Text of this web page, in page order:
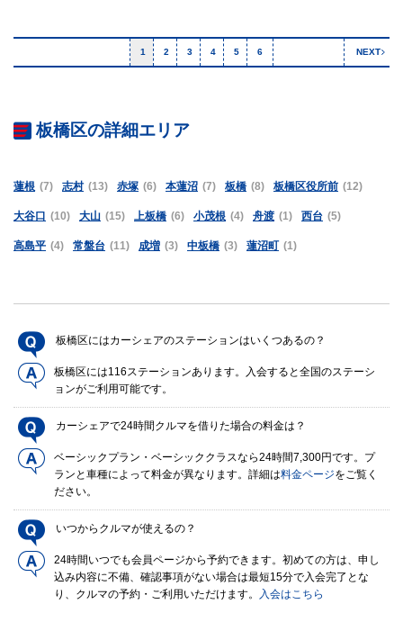
1 2 3 4 5 6 NEXT
板橋区の詳細エリア
蓮根 (7) 志村 (13) 赤塚 (6) 本蓮沼 (7) 板橋 (8) 板橋区役所前 (12)
大谷口 (10) 大山 (15) 上板橋 (6) 小茂根 (4) 舟渡 (1) 西台 (5)
高島平 (4) 常盤台 (11) 成増 (3) 中板橋 (3) 蓮沼町 (1)
板橋区にはカーシェアのステーションはいくつあるの？
板橋区には116ステーションあります。入会すると全国のステーシ
ョンがご利用可能です。
カーシェアで24時間クルマを借りた場合の料金は？
ベーシックプラン・ベーシッククラスなら24時間7,300円です。プ
ランと車種によって料金が異なります。詳細は料金ページをご覧く
ださい。
いつからクルマが使えるの？
24時間いつでも会員ページから予約できます。初めての方は、申し
込み内容に不備、確認事項がない場合は最短15分で入会完了とな
り、クルマの予約・ご利用いただけます。
入会はこちら